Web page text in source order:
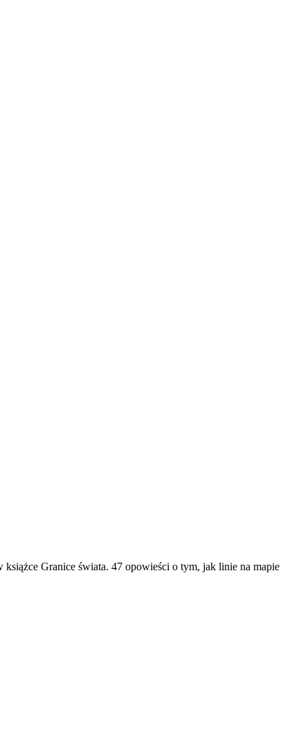
Granice świata. 47 opowieści o tym, jak linie na mapie